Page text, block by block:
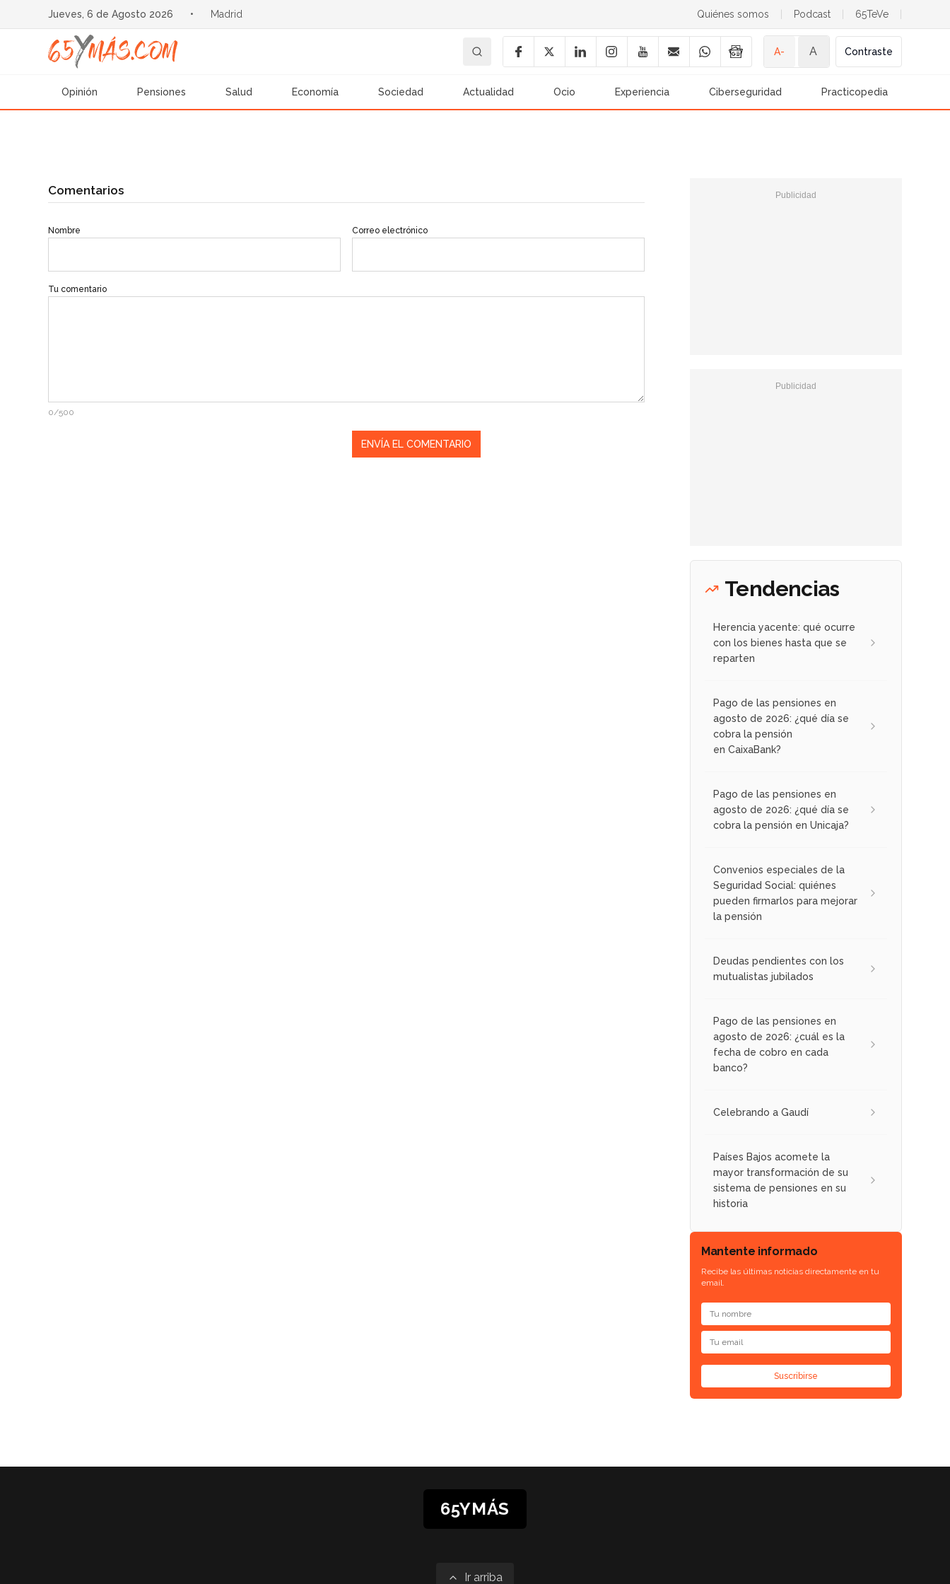
Jueves, 6 de Agosto 2026 • Madrid Quiénes somos Podcast 65TeVe
A- A Contraste
Opinión Pensiones Salud Economía Sociedad Actualidad Ocio Experiencia Ciberseguridad Practicopedia
Comentarios
Nombre Correo electrónico
Tu comentario
0/500
Tendencias
Herencia yacente: qué ocurre
con los bienes hasta que se
reparten
Pago de las pensiones en
agosto de 2026: ¿qué día se
cobra la pensión
en CaixaBank?
Pago de las pensiones en
agosto de 2026: ¿qué día se
cobra la pensión en Unicaja?
Convenios especiales de la
Seguridad Social: quiénes
pueden firmarlos para mejorar
la pensión
Deudas pendientes con los
mutualistas jubilados
Pago de las pensiones en
agosto de 2026: ¿cuál es la
fecha de cobro en cada
banco?
Celebrando a Gaudí
Países Bajos acomete la
mayor transformación de su
sistema de pensiones en su
historia
Mantente informado
Recibe las últimas noticias directamente en tu
email.
Suscribirse
65YMÁS
Ir arriba